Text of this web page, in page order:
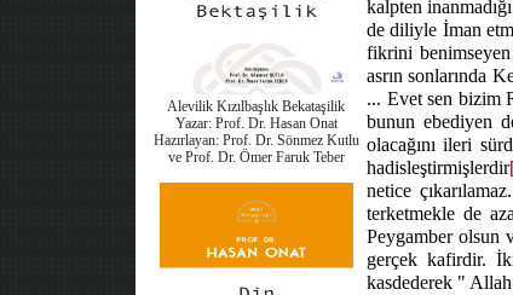
Alevilik Kızılbaşlık Bekataşilik
Yazar: Prof. Dr. Hasan Onat
Hazırlayan: Prof. Dr. Sönmez Kutlu
ve Prof. Dr. Ömer Faruk Teber
kalpten
de diliyle İman
fikrini benimseyen
asrın sonlarında
... Evet sen bizim
bunun ebediyen
olacağını ileri
hadisleştirmişlerdir
netice çıkarılamaz.
terketmekle de
Peygamber olsun
gerçek kafirdir.
kasdederek "